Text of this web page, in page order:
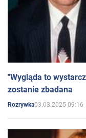
"Wygląda to
zostanie zbadana
Rozrywka03.03.2025 09:16